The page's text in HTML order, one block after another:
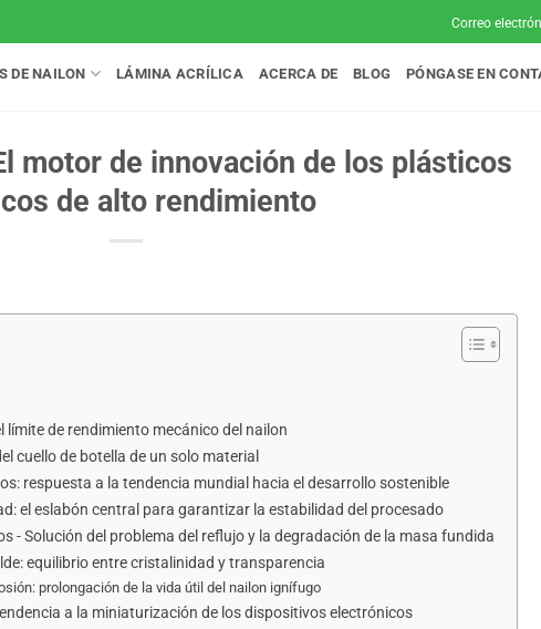
Correo
DE NAILON LÁMINA ACRÍLICA ACERCA DE BLOG PÓNGASE EN
motor de innovación de los plásticos
de alto rendimiento
de rendimiento mecánico del nailon
cuello de botella de un solo material
respuesta a la tendencia mundial hacia el desarrollo sostenible
el eslabón central para garantizar la estabilidad del procesado
- Solución del problema del reflujo y la degradación de la masa fundida
equilibrio entre cristalinidad y transparencia
prolongación de la vida útil del nailon ignífugo
a la miniaturización de los dispositivos electrónicos